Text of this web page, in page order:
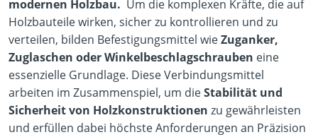
modernen Holzbau. Um die komplexen Kräfte, die auf
Holzbauteile wirken, sicher zu kontrollieren und zu
verteilen, bilden Befestigungsmittel wieZuganker,
Zuglaschen oder Winkelbeschlagschrauben eine
essenzielle Grundlage. Diese Verbindungsmittel
arbeiten im Zusammenspiel, um dieStabilität und
Sicherheit von Holzkonstruktionen zu gewährleisten
und erfüllen dabei höchste Anforderungen an Präzision